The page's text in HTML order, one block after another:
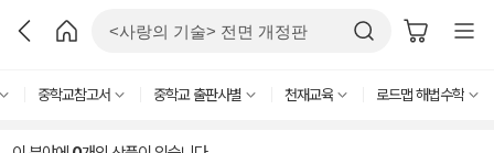
중학교참고서 중학교 출판사별 천재교육 로드맵 해법수학